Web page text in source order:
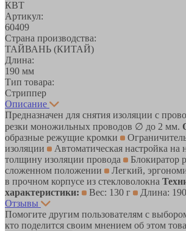
КВТ
Артикул:
60409
Страна производства:
ТАЙВАНЬ (КИТАЙ)
Длина:
190 мм
Тип товара:
Стриппер
Описание
Предназначен для снятия изоляции с
резки моножильных проводов ∅ до 2 мм.
образные режущие кромки
изоляции
Автоматическая настройка
толщину изоляции провода
Блокиратор
сложенном положении
Легкий,
в прочном корпусе из стекловолокна
характеристики:
Вес: 130 г
Длина:
Отзывы
Помогите другим пользователям с
кто поделится своим мнением об этом